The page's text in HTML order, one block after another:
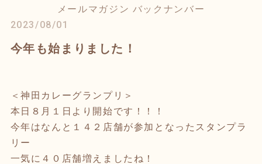
メールマガジン バックナンバー
2023/08/01
今年も始まりました！
＜神田カレーグランプリ＞
本日８月１日より開始です！！！
今年はなんと１４２店舗が参加となったスタンプラ
リー
一気に４０店舗増えましたね！